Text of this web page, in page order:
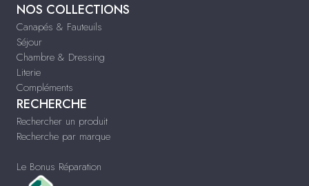
NOS COLLECTIONS
Canapés & Fauteuils
Séjour
Chambre & Dressing
Literie
Compléments
RECHERCHE
Rechercher un produit
Recherche par marque
Le Bonus Réparation